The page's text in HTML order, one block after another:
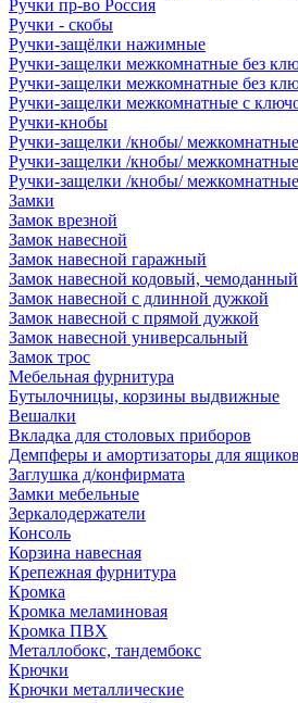
Ручки пр-во Россия
Ручки - скобы
Ручки-защёлки нажимные
Ручки-защелки межкомнатные без
Ручки-защелки межкомнатные без
Ручки-защелки межкомнатные с
Ручки-кнобы
Ручки-защелки /кнобы/
Ручки-защелки /кнобы/
Ручки-защелки /кнобы/
Замки
Замок врезной
Замок навесной
Замок навесной гаражный
Замок навесной кодовый, чемоданный
Замок навесной с длинной дужкой
Замок навесной с прямой дужкой
Замок навесной универсальный
Замок трос
Мебельная фурнитура
Бутылочницы, корзины выдвижные
Вешалки
Вкладка для столовых приборов
Демпферы и амортизаторы для
Заглушка д/конфирмата
Замки мебельные
Зеркалодержатели
Консоль
Корзина навесная
Крепежная фурнитура
Кромка
Кромка меламиновая
Кромка ПВХ
Металлобокс, тандембокс
Крючки
Крючки металлические